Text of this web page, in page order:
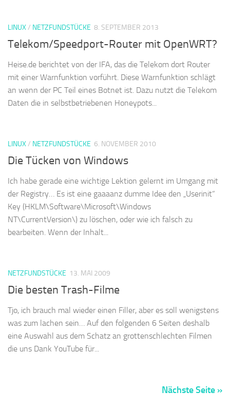
LINUX/ NETZFUNDSTÜCKE 8. SEPTEMBER 2013
Telekom/Speedport-Router mit OpenWRT?
Heise.de berichtet von der IFA, das die Telekom dort Router
mit einer Warnfunktion vorführt. Diese Warnfunktion schlägt
an wenn der PC Teil eines Botnet ist. Dazu nutzt die Telekom
Daten die in selbstbetriebenen Honeypots...
LINUX/ NETZFUNDSTÜCKE 6. NOVEMBER 2010
Die Tücken von Windows
Ich habe gerade eine wichtige Lektion gelernt im Umgang mit
der Registry… Es ist eine gaaaanz dumme Idee den „Userinit“
Key (HKLM\Software\Microsoft\Windows
NT\CurrentVersion\) zu löschen, oder wie ich falsch zu
bearbeiten. Wenn der Inhalt...
NETZFUNDSTÜCKE 13. MAI 2009
Die besten Trash-Filme
Tjo, ich brauch mal wieder einen Filler, aber es soll wenigstens
was zum lachen sein… Auf den folgenden 6 Seiten deshalb
eine Auswahl aus dem Schatz an grottenschlechten Filmen
die uns Dank YouTube für...
Nächste Seite »